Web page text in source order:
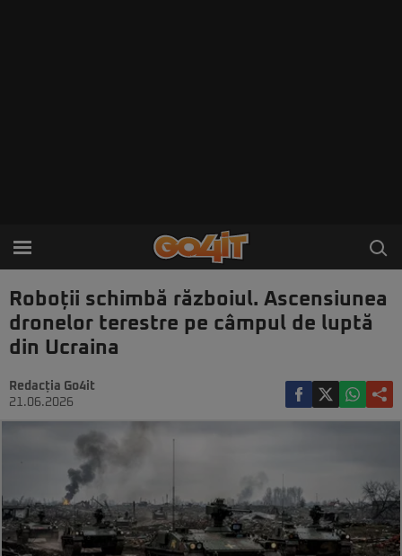
Roboții schimbă războiul. Ascensiunea
dronelor terestre pe câmpul de luptă
din Ucraina
Redacția Go4it
21.06.2026